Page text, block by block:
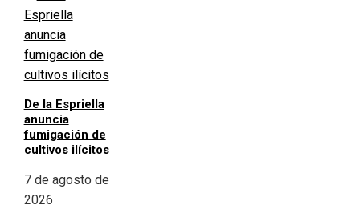
De la Espriella
anuncia
fumigación de
cultivos ilícitos
7 de agosto de
2026